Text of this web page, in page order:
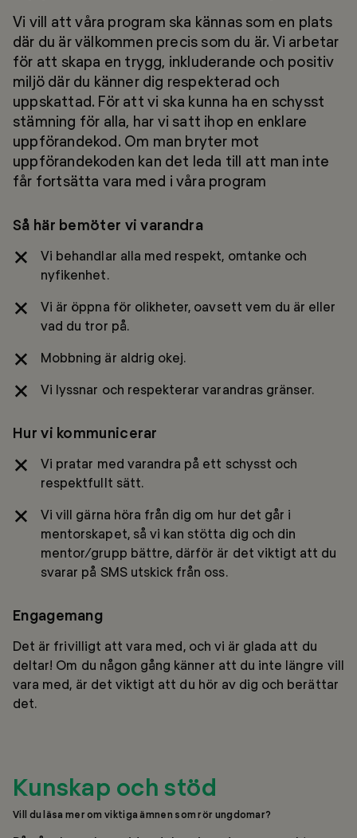
Vi vill att våra program ska kännas som en plats
där du är välkommen precis som du är. Vi arbetar
för att skapa en trygg, inkluderande och positiv
miljö där du känner dig respekterad och
uppskattad. För att vi ska kunna ha en schysst
stämning för alla, har vi satt ihop en enklare
uppförandekod. Om man bryter mot
uppförandekoden kan det leda till att man inte
får fortsätta vara med i våra program
Så här bemöter vi varandra
Vi behandlar alla med respekt, omtanke och
nyfikenhet.
Vi är öppna för olikheter, oavsett vem du är eller
vad du tror på.
Mobbning är aldrig okej.
Vi lyssnar och respekterar varandras gränser.
Hur vi kommunicerar
Vi pratar med varandra på ett schysst och
respektfullt sätt.
Vi vill gärna höra från dig om hur det går i
mentorskapet, så vi kan stötta dig och din
mentor/grupp bättre, därför är det viktigt att du
svarar på SMS utskick från oss.
Engagemang
Det är frivilligt att vara med, och vi är glada att du
deltar! Om du någon gång känner att du inte längre vill
vara med, är det viktigt att du hör av dig och berättar
det.
Kunskap och stöd
Vill du läsa mer om viktiga ämnen som rör ungdomar?